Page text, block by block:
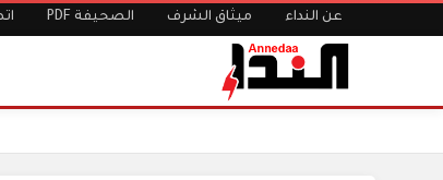
عن النداء ميثاق الشرف الصحيفة PDF